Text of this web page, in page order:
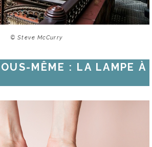
© Steve McCurry
MÊME : LA LAMPE À